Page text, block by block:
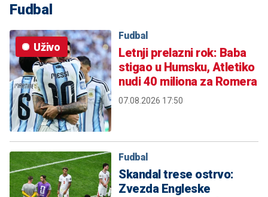
Fudbal
Uživo
Fudbal
Letnji prelazni rok: Baba
stigao u Humsku, Atletiko
nudi 40 miliona za Romera
07.08.2026 17:50
Fudbal
Skandal trese ostrvo:
Zvezda Engleske